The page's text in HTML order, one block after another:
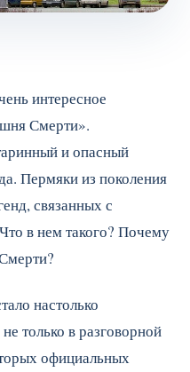
интересное
Смерти».
и опасный
Пермяки из поколения
связанных с
в нем такого? Почему
настолько
только в разговорной
официальных